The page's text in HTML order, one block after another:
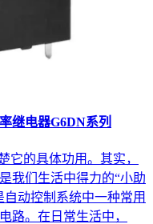
继电器G6DN系列
它的具体功用。其实，
我们生活中得力的“小助
动控制系统中一种常用
路。在日常生活中，